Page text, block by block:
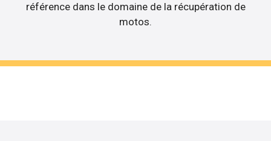
référence dans le domaine de la récupération de
motos.